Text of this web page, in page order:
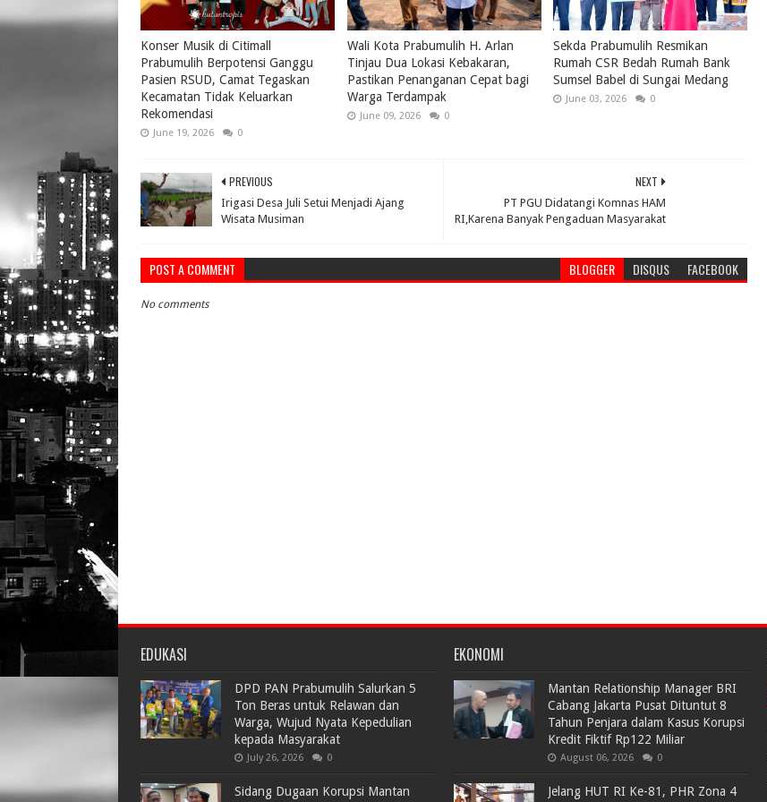
Konser Musik di Citimall
Prabumulih Berpotensi Ganggu
Pasien RSUD, Camat Tegaskan
Kecamatan Tidak Keluarkan
Rekomendasi
June 19, 2026 0
Wali Kota Prabumulih H. Arlan
Tinjau Dua Lokasi Kebakaran,
Pastikan Penanganan Cepat bagi
Warga Terdampak
June 09, 2026 0
Sekda Prabumulih Resmikan
Rumah CSR Bedah Rumah Bank
Sumsel Babel di Sungai Medang
June 03, 2026 0
NEXT
PT PGU Didatangi Komnas HAM
RI,Karena Banyak Pengaduan Masyarakat
PREVIOUS
Irigasi Desa Juli Setui Menjadi Ajang
Wisata Musiman
POST A COMMENT BLOGGER DISQUS FACEBOOK
No comments
EDUKASI
DPD PAN Prabumulih Salurkan 5
Ton Beras untuk Relawan dan
Warga, Wujud Nyata Kepedulian
kepada Masyarakat
July 26, 2026 0
Sidang Dugaan Korupsi Mantan
EKONOMI
Mantan Relationship Manager BRI
Cabang Jakarta Pusat Dituntut 8
Tahun Penjara dalam Kasus Korupsi
Kredit Fiktif Rp122 Miliar
August 06, 2026 0
Jelang HUT RI Ke-81, PHR Zona 4